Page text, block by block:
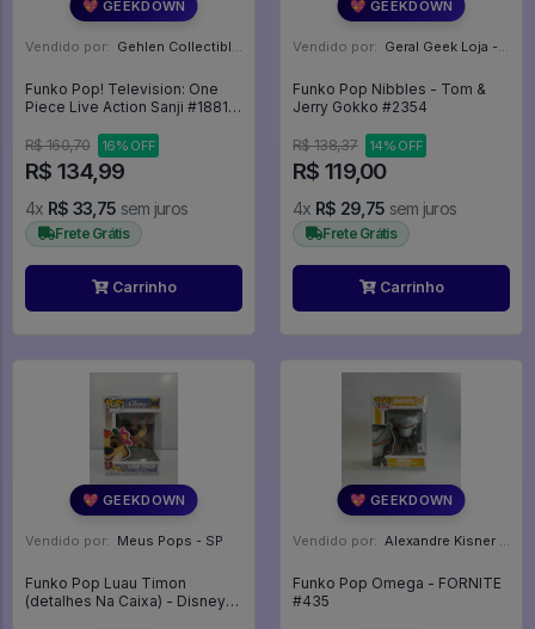
💖 GEEKDOWN
Vendido por: Gehlen Collectibles - RS
Funko Pop! Television: One
Piece Live Action Sanji #1881 -
R$ 160,70
16% OFF
R$ 134,99
4x R$ 33,75 sem juros
Frete Grátis
Carrinho
💖 GEEKDOWN
Vendido por: Geral Geek Loja - SP
Funko Pop Nibbles - Tom &
Jerry Gokko #2354
R$ 138,37 14% OFF
R$ 119,00
4x R$ 29,75 sem juros
Frete Grátis
Carrinho
💖 GEEKDOWN
Vendido por: Meus Pops - SP
Funko Pop Luau Timon
(detalhes Na Caixa) - Disney
💖 GEEKDOWN
Vendido por: Alexandre Kisner - PR
Funko Pop Omega - FORNITE
#435